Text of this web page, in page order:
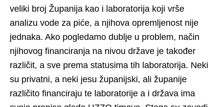
veliki broj Županija kao i laboratorija koji vrše
analizu vode za piće, a njihova opremljenost nije
jednaka. Ako pogledamo dublje u problem, način
njihovog financiranja na nivou države je također
različit, a sve prema statusima tih laboratorija. Neki
su privatni, a neki jesu županijski, ali županije
različito financiraju te laboratorije a i država ima